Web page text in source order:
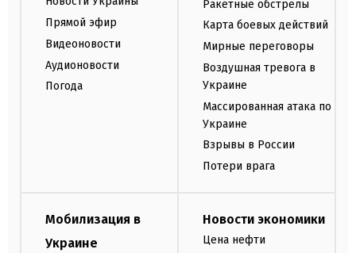
Прямой эфир
Видеоновости
Аудионовости
Погода
Ракетные обстрелы
Карта боевых действий
Мирные переговоры
Воздушная тревога в
Украине
Массированная атака по
Украине
Взрывы в России
Потери врага
Мобилизация в
Украине
Новости экономики
Цена нефти